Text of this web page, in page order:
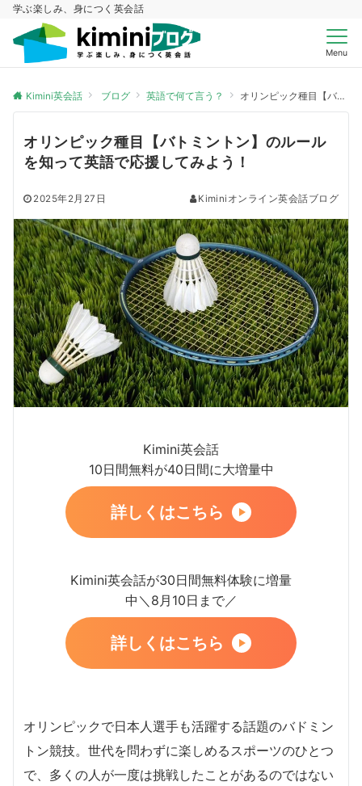
学ぶ楽しみ、身につく英会話
Menu
Kimini英会話 ブログ 英語で何て言う？ オリンピック種目【バトミントン】のルールを知って英語で応援してみよう！
オリンピック種目【バトミントン】のルール
を知って英語で応援してみよう！
2025年2月27日 Kiminiオンライン英会話ブログ
Kimini英会話
10日間無料が40日間に大増量中
詳しくはこちら
Kimini英会話が30日間無料体験に増量
中＼8月10日まで／
詳しくはこちら
オリンピックで日本人選手も活躍する話題のバドミン
トン競技。世代を問わずに楽しめるスポーツのひとつ
で、多くの人が一度は挑戦したことがあるのではない